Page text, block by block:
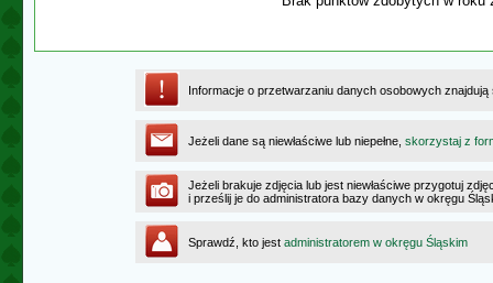
Informacje o przetwarzaniu danych osobowych
Jeżeli dane są niewłaściwe lub niepełne, skorzystaj z
Jeżeli brakuje zdjęcia lub jest niewłaściwe przygotuj
i prześlij je do administratora bazy danych w okręgu
Sprawdź, kto jest administratorem w okręgu Śląskim